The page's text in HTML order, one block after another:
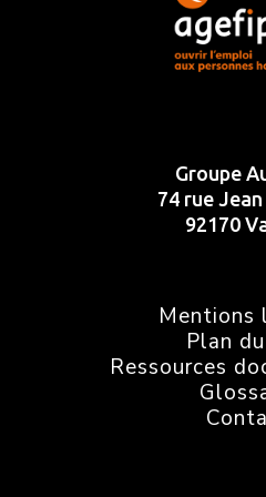
Groupe
74 rue
92170
Mentions
Plan
Ressources